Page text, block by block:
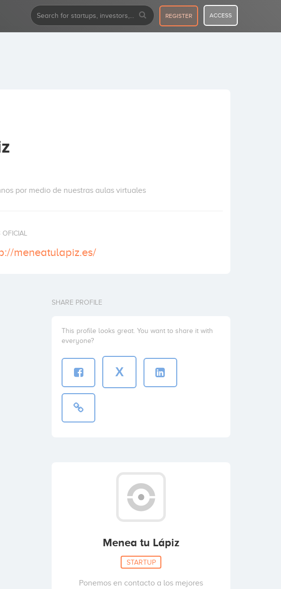
REGISTER ACCESS
por medio de nuestras aulas virtuales
OFICIAL
meneatulapiz.es/
SHARE PROFILE
This profile looks great. You want to share it with
everyone?
X
Menea tu Lápiz
STARTUP
Ponemos en contacto a los mejores